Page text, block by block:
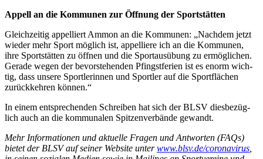
Appell an die Kommu­nen zur Öffnung der Sportstätten
Gleich­zei­tig appel­liert Ammon an die Kommu­nen: „Nach­dem jetzt
wieder mehr Sport möglich ist, appel­liere ich an die Kommu­nen,
ihre Sport­stät­ten zu öffnen und die Sport­aus­übung zu ermög­li­chen.
Gerade wegen der bevor­ste­hen­den Pfingst­fe­rien ist es enorm wich­
tig, dass unsere Sport­le­rin­nen und Sport­ler auf die Sport­flä­chen
zurück­keh­ren können.“
In einem entspre­chen­den Schrei­ben hat sich der BLSV dies­be­züg­
lich auch an die kommu­na­len Spit­zen­ver­bände gewandt.
Mehr Infor­ma­tio­nen und aktu­elle Fragen und Antwor­ten (FAQs)
bietet der BLSV auf seiner Website unterwww​.blsv​.de/​c​o​r​o​n​a​v​i​rus